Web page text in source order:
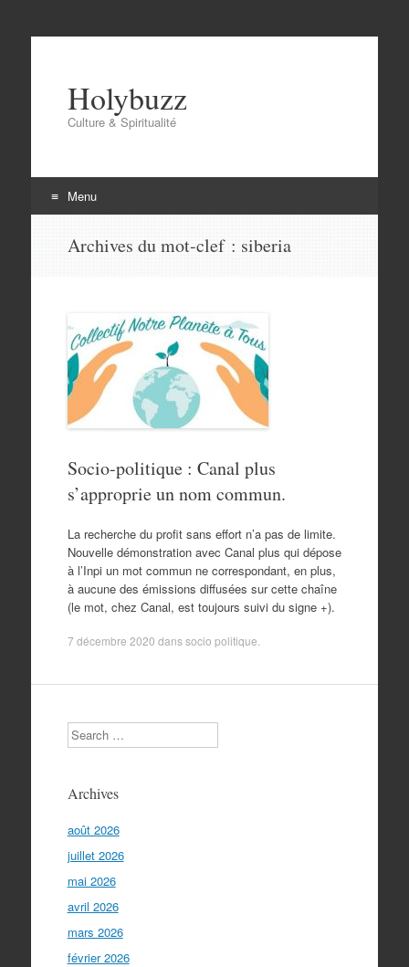
Holybuzz
Culture & Spiritualité
Menu
Archives du mot-clef : siberia
Socio-politique : Canal plus
s’approprie un nom commun.
La recherche du profit sans effort n’a pas de limite.
Nouvelle démonstration avec Canal plus qui dépose
à l’Inpi un mot commun ne correspondant, en plus,
à aucune des émissions diffusées sur cette chaîne
(le mot, chez Canal, est toujours suivi du signe +).
7 décembre 2020 danssocio politique
Search
Archives
août 2026
juillet 2026
mai 2026
avril 2026
mars 2026
février 2026